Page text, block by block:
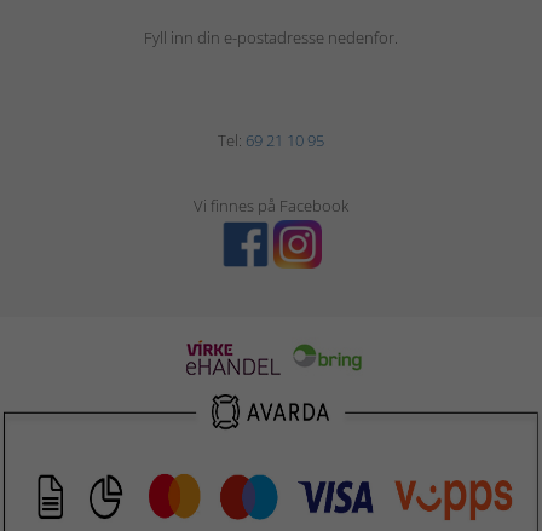
Fyll inn din e-postadresse nedenfor.
Tel: 69 21 10 95
Vi finnes på Facebook